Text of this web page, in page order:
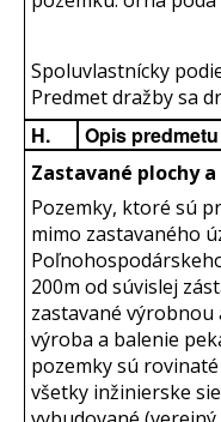
Spoluvlastnícky
Predmet dražby sa
H. Opis
Zastavané plochy
Pozemky, ktoré sú
mimo zastavaného
200m od súvislej
zastavané
výroba a balenie
pozemky sú
všetky inžinierske